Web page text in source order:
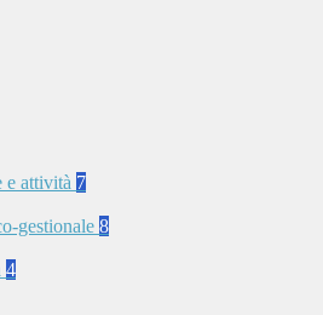
e attività 7
gestionale 8
4